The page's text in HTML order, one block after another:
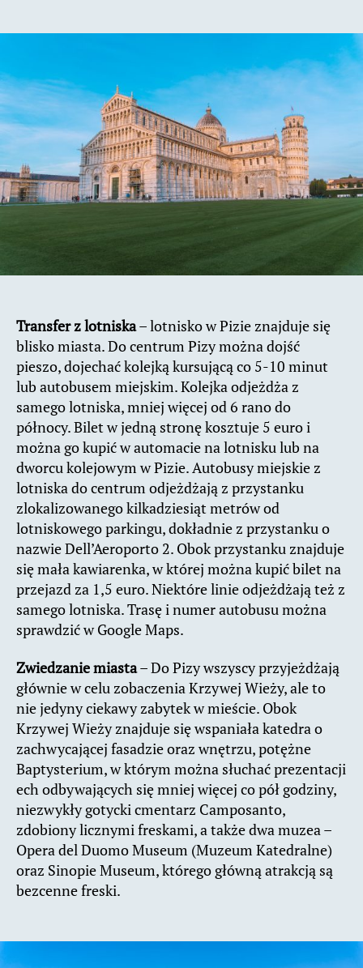
Transfer z lotniska– lotnisko w Pizie znajduje się
blisko miasta. Do centrum Pizy można dojść
pieszo, dojechać kolejką kursującą co 5-10 minut
lub autobusem miejskim. Kolejka odjeżdża z
samego lotniska, mniej więcej od 6 rano do
północy. Bilet w jedną stronę kosztuje 5 euro i
można go kupić w automacie na lotnisku lub na
dworcu kolejowym w Pizie. Autobusy miejskie z
lotniska do centrum odjeżdżają z przystanku
zlokalizowanego kilkadziesiąt metrów od
lotniskowego parkingu, dokładnie z przystanku o
nazwie Dell’Aeroporto 2. Obok przystanku znajduje
się mała kawiarenka, w której można kupić bilet na
przejazd za 1,5 euro. Niektóre linie odjeżdżają też z
samego lotniska. Trasę i numer autobusu można
sprawdzić w Google Maps.
Zwiedzanie miasta– Do Pizy wszyscy przyjeżdżają
głównie w celu zobaczenia Krzywej Wieży, ale to
nie jedyny ciekawy zabytek w mieście. Obok
Krzywej Wieży znajduje się wspaniała katedra o
zachwycającej fasadzie oraz wnętrzu, potężne
Baptysterium, w którym można słuchać prezentacji
ech odbywających się mniej więcej co pół godziny,
niezwykły gotycki cmentarz Camposanto,
zdobiony licznymi freskami, a także dwa muzea –
Opera del Duomo Museum (Muzeum Katedralne)
oraz Sinopie Museum, którego główną atrakcją są
bezcenne freski.